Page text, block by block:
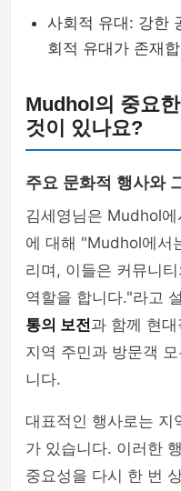
사회적 유대: 강한
회적 유대가 존재
Mudhol의 중요
것이 있나요?
주요 문화적 행사와
김세영님은 Mudhol
에 대해 "Mudhol에서
리며, 이들은 커뮤니
역할을 합니다."라고
통의 보전과 함께 현
지역 주민과 방문객
니다.
대표적인 행사로는 지
가 있습니다. 이러한
중요성을 다시 한 번